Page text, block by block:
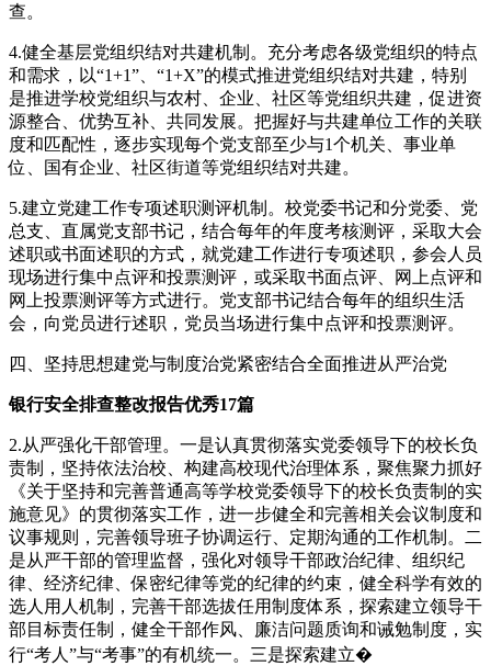
查。
4.健全基层党组织结对共建机制。充分考虑各级党组织的特点
和需求，以“1+1”、“1+X”的模式推进党组织结对共建，特别
是推进学校党组织与农村、企业、社区等党组织共建，促进资
源整合、优势互补、共同发展。把握好与共建单位工作的关联
度和匹配性，逐步实现每个党支部至少与1个机关、事业单
位、国有企业、社区街道等党组织结对共建。
5.建立党建工作专项述职测评机制。校党委书记和分党委、党
总支、直属党支部书记，结合每年的年度考核测评，采取大会
述职或书面述职的方式，就党建工作进行专项述职，参会人员
现场进行集中点评和投票测评，或采取书面点评、网上点评和
网上投票测评等方式进行。党支部书记结合每年的组织生活
会，向党员进行述职，党员当场进行集中点评和投票测评。
四、坚持思想建党与制度治党紧密结合全面推进从严治党
银行安全排查整改报告优秀17篇
2.从严强化干部管理。一是认真贯彻落实党委领导下的校长负
责制，坚持依法治校、构建高校现代治理体系，聚焦聚力抓好
《关于坚持和完善普通高等学校党委领导下的校长负责制的实
施意见》的贯彻落实工作，进一步健全和完善相关会议制度和
议事规则，完善领导班子协调运行、定期沟通的工作机制。二
是从严干部的管理监督，强化对领导干部政治纪律、组织纪
律、经济纪律、保密纪律等党的纪律的约束，健全科学有效的
选人用人机制，完善干部选拔任用制度体系，探索建立领导干
部目标责任制，健全干部作风、廉洁问题质询和诫勉制度，实
行“考人”与“考事”的有机统一。三是探索建立�